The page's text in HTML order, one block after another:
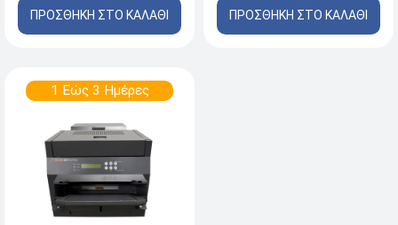
ΠΡΟΣΘΗΚΗ ΣΤΟ ΚΑΛΑΘΙ ΠΡΟΣΘΗΚΗ ΣΤΟ ΚΑΛΑΘΙ
1 Εώς 3 Ημέρες